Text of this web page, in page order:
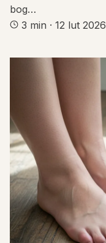
bog…
3 min · 12 lut 2026